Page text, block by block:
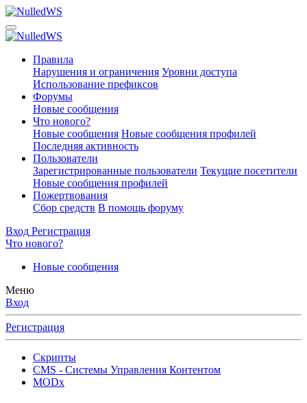
Правила
Нарушения и ограничения Уровни доступа
Использование префиксов
Форумы
Новые сообщения
Что нового?
Новые сообщения Новые сообщения профилей
Последняя активность
Пользователи
Зарегистрированные пользователи Текущие посетители
Новые сообщения профилей
Пожертвования
Сбор средств В помощь форуму
Вход Регистрация
Что нового?
Новые сообщения
Меню
Вход
Регистрация
Скрипты
CMS - Системы Управления Контентом
MODx